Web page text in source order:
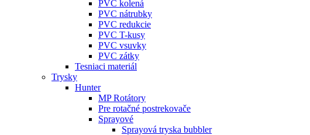
PVC kolená
PVC nátrubky
PVC redukcie
PVC T-kusy
PVC vsuvky
PVC zátky
Tesniaci materiál
Trysky
Hunter
MP Rotátory
Pre rotačné postrekovače
Sprayové
Sprayová tryska bubbler